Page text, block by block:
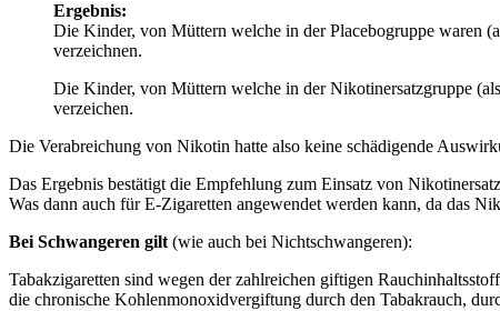
Ergebnis:
Die Kinder, von Müttern welche in der Placebogruppe waren
verzeichnen.
Die Kinder, von Müttern welche in der Nikotinersatzgruppe
verzeichen.
Die Verabreichung von Nikotin hatte also keine schädigende
Das Ergebnis bestätigt die Empfehlung zum Einsatz von
Was dann auch für E-Zigaretten angewendet werden kann, da das
Bei Schwangeren gilt(wie auch bei Nichtschwangeren):
Tabakzigaretten sind wegen der zahlreichen giftigen
die chronische Kohlenmonoxidvergiftung durch den Tabakrauch,